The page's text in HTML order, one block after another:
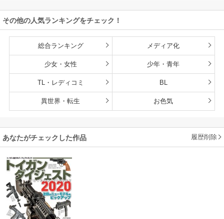
その他の人気ランキングをチェック！
総合ランキング メディア化
少女・女性 少年・青年
TL・レディコミ BL
異世界・転生 お色気
あなたがチェックした作品 履歴削除